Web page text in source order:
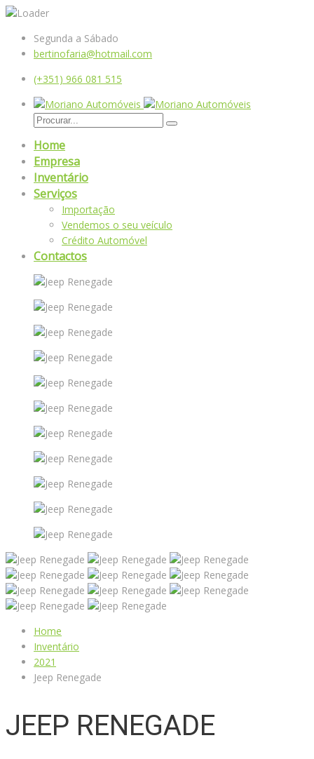
Segunda a Sábado
bertinofaria@hotmail.com
(+351) 966 081 515
Home
Empresa
Inventário
Serviços
Importação
Vendemos o seu veículo
Crédito Automóvel
Contactos
Home
Inventário
2021
Jeep Renegade
JEEP RENEGADE